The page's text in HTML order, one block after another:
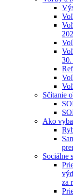
30.
Sčítanie
Ako
Sociálne
za